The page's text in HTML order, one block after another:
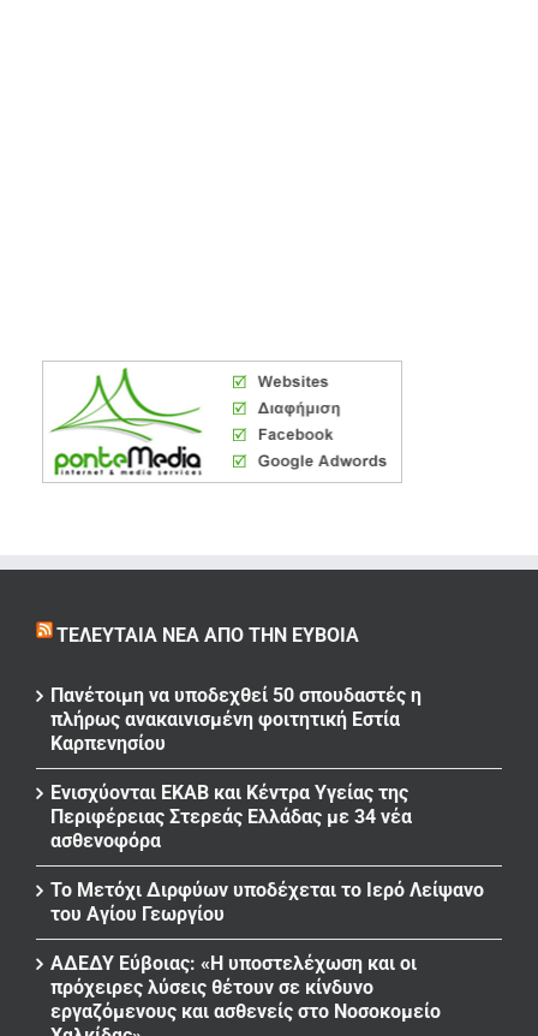
ΤΕΛΕΥΤΑΊΑ ΝΈΑ ΑΠΌ ΤΗΝ ΕΎΒΟΙΑ
Πανέτοιμη να υποδεχθεί 50 σπουδαστές η
πλήρως ανακαινισμένη φοιτητική Εστία
Καρπενησίου
Ενισχύονται ΕΚΑΒ και Κέντρα Υγείας της
Περιφέρειας Στερεάς Ελλάδας με 34 νέα
ασθενοφόρα
Το Μετόχι Διρφύων υποδέχεται το Ιερό Λείψανο
του Αγίου Γεωργίου
ΑΔΕΔΥ Εύβοιας: «Η υποστελέχωση και οι
πρόχειρες λύσεις θέτουν σε κίνδυνο
εργαζόμενους και ασθενείς στο Νοσοκομείο